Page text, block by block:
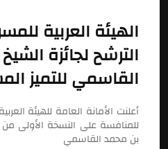
الهيئة العربية
الترشح لجائزة
القاسمي للتميز
أعلنت الأمانة العامة للهيئة
للمنافسة على النسخة الأولى
بن محمد القاسمي